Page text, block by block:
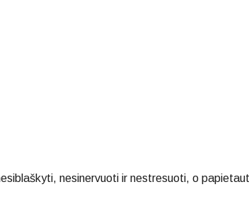
nesinervuoti ir nestresuoti, o